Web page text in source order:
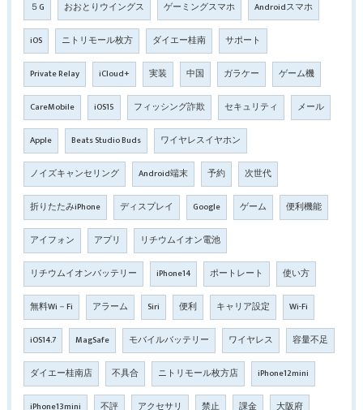
５G おおとりウイングス ゲーミングスマホ Androidスマホ
iOS ニトリモール枚方 ダイエー桂南 サポート
Private Relay iCloud+ 実装 中国 ガラケー ゲーム機
CareMobile iOS15 フィッシング詐欺 セキュリティ メール
Apple Beats Studio Buds ワイヤレスイヤホン
ノイズキャンセリング Android端末 予約 次世代
折りたたみiPhone ディスプレイ Google ゲーム 便利機能
アイフォン アプリ リチウムイオン電池
リチウムイオンバッテリー iPhone14 ポートレート 使い方
無料Wi－Fi アラーム Siri 便利 キャリア設定 Wi-Fi
iOS14.7 MagSafe モバイルバッテリー ワイヤレス 容量不足
ダイエー桂南店 不具合 ニトリモール枚方店 iPhone12mini
iPhone13mini 不評 アクセサリ 禁止 課金 大阪府